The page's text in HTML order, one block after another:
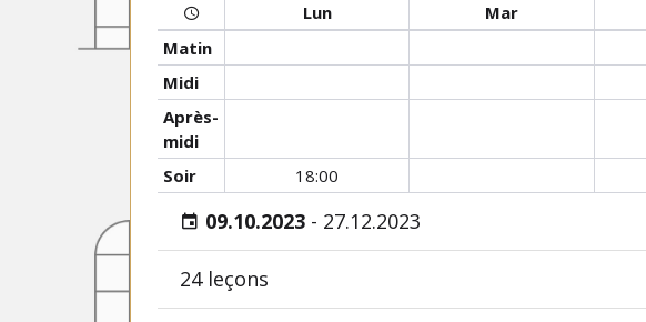
Lun Mar
Matin
Midi
Après-
midi
Soir
18:00
09.10.2023 - 27.12.2023
24 leçons